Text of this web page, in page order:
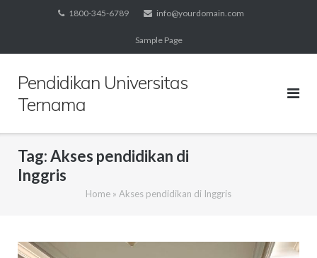
1800-345-6789 info@yourdomain.com
Sample Page
Pendidikan Universitas
Ternama
Tag:Akses pendidikan di
Inggris
Home » Akses pendidikan di Inggris